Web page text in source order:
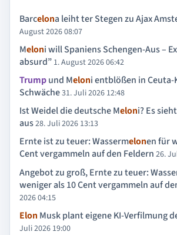
Barcelona leiht ter Stegen zu Ajax
August 2026 08:07
Meloni will Spaniens Schengen-Aus –
absurd” 1. August 2026 06:42
Trumpund Meloni entblößen in
Schwäche31. Juli 2026 12:48
Ist Weidel die deutsche Meloni? Es
aus28. Juli 2026 13:13
Ernte ist zu teuer: Wassermelonen für
Cent vergammeln auf den Feldern 26.
Angebot zu groß, Ernte zu teuer:
weniger als 10 Cent vergammeln auf
2026 04:15
Elon Musk plant eigene KI-Verfilmung
Juli 2026 19:00